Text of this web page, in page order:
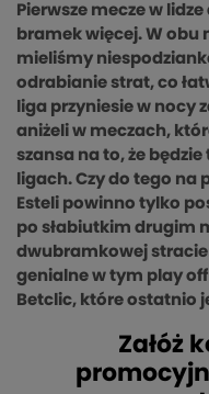
Pierwsze mecze w
bramek więcej. W obu
mieliśmy
odrabianie strat, co
liga przyniesie w nocy
aniżeli w meczach,
szansa na to, że
ligach. Czy do tego na
Esteli powinno tylko
po słabiutkim drugim
dwubramkowej stracie
genialne w tym play
Betclic, które ostatnio
Załóż